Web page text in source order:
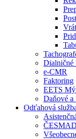
Dialničné
e-CMR
Faktoring
EETS
Daňové a
Odťahová